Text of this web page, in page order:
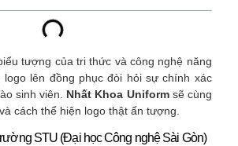
tượng của tri thức và công nghệ năng
logo lên đồng phục đòi hỏi sự chính xác
sinh viên. Nhất Khoa Uniformsẽ cùng
cách thể hiện logo thật ấn tượng.
STU (Đại học Công nghệ Sài Gòn)